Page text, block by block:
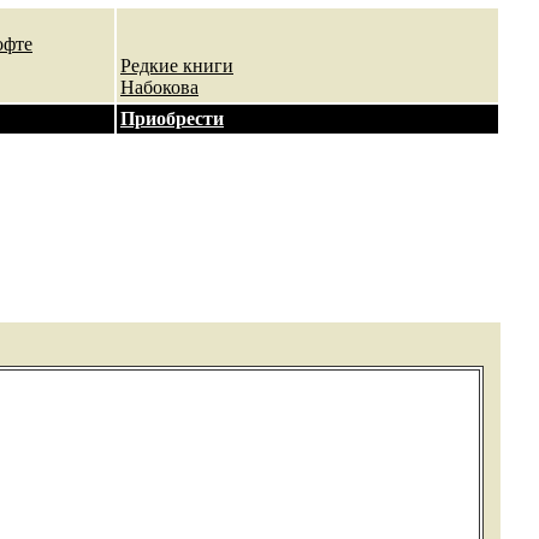
Редкие книги
Набокова
Приобрести